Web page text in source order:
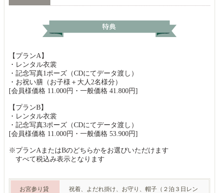
【プランA】
・レンタル衣裳
・記念写真1ポーズ（CDにてデータ渡し）
・お祝い膳（お子様＋大人2名様分）
[会員様価格 11.000円・一般価格 41.800円]
【プランB】
・レンタル衣裳
・記念写真3ポーズ（CDにてデータ渡し）
[会員様価格 11.000円・一般価格 53.900円]
※プランAまたはBのどちらかをお選びいただけます
すべて税込み表示となります
お宮参り貸
祝着、よだれ掛け、お守り、帽子（２泊３日レン